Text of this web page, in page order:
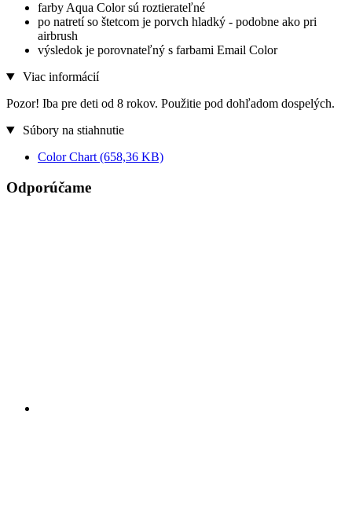
farby Aqua Color sú roztierateľné
po natretí so štetcom je porvch hladký - podobne ako pri
airbrush
výsledok je porovnateľný s farbami Email Color
Viac informácií
Pozor! Iba pre deti od 8 rokov. Použitie pod dohľadom dospelých.
Súbory na stiahnutie
Color Chart (658,36 KB)
Odporúčame